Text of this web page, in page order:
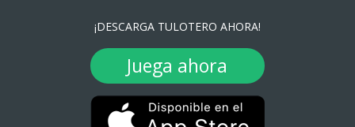
¡DESCARGA TULOTERO AHORA!
Juega ahora